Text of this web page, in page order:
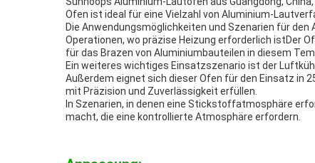
Ofen ist ideal für eine Vielzahl von Aluminium-
Die Anwendungsmöglichkeiten und Szenarien für
Operationen, wo präzise Heizung erforderlich istDer
für das Brazen von Aluminiumbauteilen in diesem
Ein weiteres wichtiges Einsatzszenario ist der
Außerdem eignet sich dieser Ofen für den Einsatz in
mit Präzision und Zuverlässigkeit erfüllen.
In Szenarien, in denen eine Stickstoffatmosphäre
macht, die eine kontrollierte Atmosphäre erfordern.